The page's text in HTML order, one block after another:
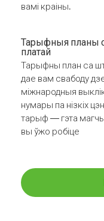
вамі краіны.
Тарыфныя планы
платай
Тарыфны план са
дае вам свабоду
міжнародныя
нумары па нізкіх
тарыф — гэта
вы ўжо робіце